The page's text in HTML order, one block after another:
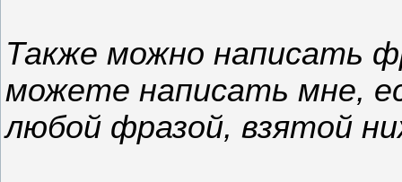
Также можно написать
можете написать мне,
любой фразой, взятой